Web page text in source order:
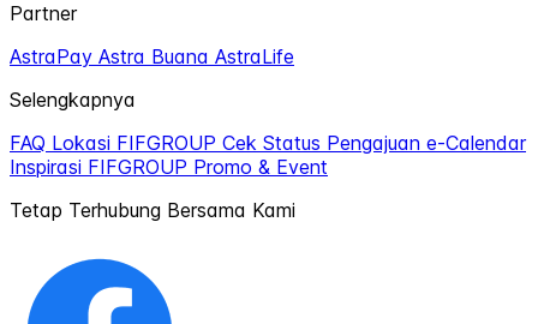
Partner
AstraPay Astra Buana AstraLife
Selengkapnya
FAQ Lokasi FIFGROUP Cek Status Pengajuan e-Calendar
Inspirasi FIFGROUP Promo & Event
Tetap Terhubung Bersama Kami